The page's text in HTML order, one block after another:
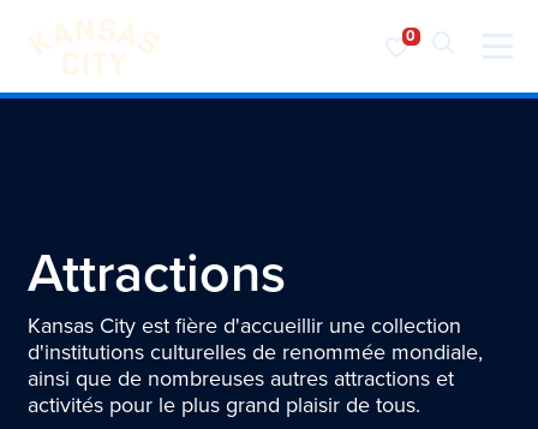
Visiter KC
Attractions
Kansas City est fière d'accueillir une collection
d'institutions culturelles de renommée mondiale,
ainsi que de nombreuses autres attractions et
activités pour le plus grand plaisir de tous.